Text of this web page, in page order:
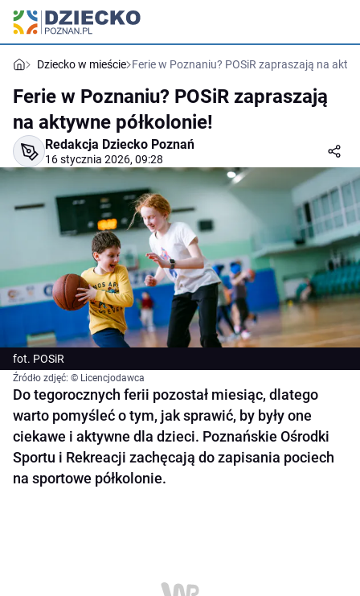
Dziecko w mieście Ferie w Poznaniu? POSiR zapraszają na
Ferie w Poznaniu? POSiR zapraszają
na aktywne półkolonie!
Redakcja Dziecko Poznań
16 stycznia 2026, 09:28
fot. POSiR
Źródło zdjęć: © Licencjodawca
Do tegorocznych ferii pozostał miesiąc, dlatego
warto pomyśleć o tym, jak sprawić, by były one
ciekawe i aktywne dla dzieci. Poznańskie Ośrodki
Sportu i Rekreacji zachęcają do zapisania pociech
na sportowe półkolonie.